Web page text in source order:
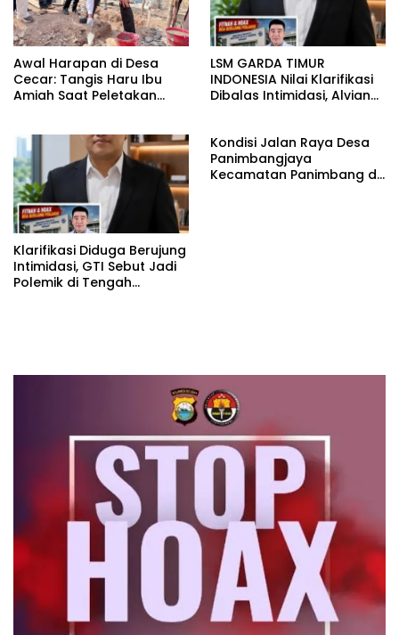
Awal Harapan di Desa
Cecar: Tangis Haru Ibu
Amiah Saat Peletakan
LSM GARDA TIMUR
INDONESIA Nilai Klarifikasi
Dibalas Intimidasi, Alvian
KUHAP pasal 108 ayat 1
Klarifikasi Diduga Berujung
Intimidasi, GTI Sebut Jadi
Polemik di Tengah
Kondisi Jalan Raya Desa
Panimbangjaya
Kecamatan Panimbang di